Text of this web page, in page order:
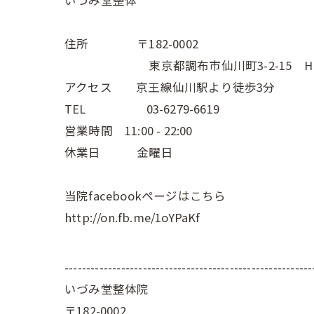
住所 〒182-0002
東京都調布市仙川町3-2-15
アクセス 京王線仙川駅より徒歩3分
TEL 03-6279-6619
営業時間 11:00 - 22:00
休業日 金曜日
当院facebookページはこちら
http://on.fb.me/1oYPaKf
いづみ堂整体院
〒182-0002